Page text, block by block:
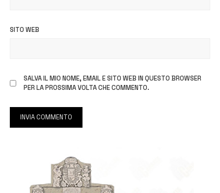
SITO WEB
SALVA IL MIO NOME, EMAIL E SITO WEB IN QUESTO BROWSER
PER LA PROSSIMA VOLTA CHE COMMENTO.